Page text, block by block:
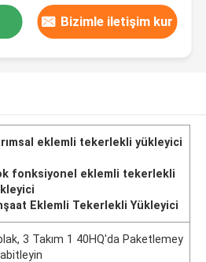
Bizimle iletişim kur
eklemli tekerlekli yükleyici
fonksiyonel eklemli tekerlekli
Eklemli Tekerlekli Yükleyici
3 Takım 1 40HQ'da Paketlemey